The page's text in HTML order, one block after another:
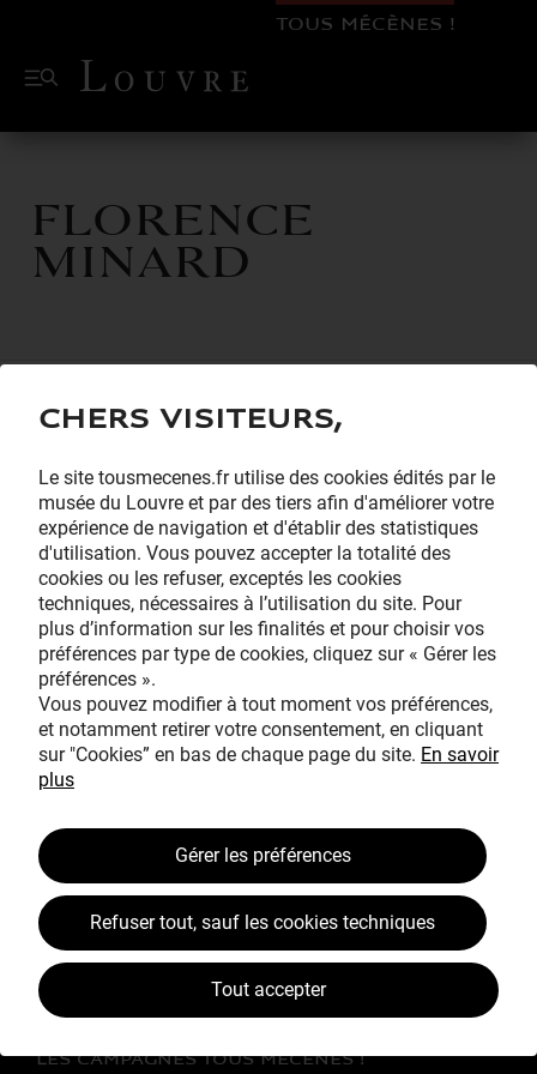
TOUS MÉCÈNES !
Florence
MINARD
Avec le mécénat
exceptionnel de
TOUS MÉCÈNES !
L’ŒUVRE À LA LOUPE
JEAN SIMEON CHARDIN
VOS CONTREPARTIES
ACTUALITÉS
LES CAMPAGNES TOUS MÉCÈNES !
Chers visiteurs,
Le site tousmecenes.fr utilise des cookies édités par le
musée du Louvre et par des tiers afin d'améliorer votre
expérience de navigation et d'établir des statistiques
d'utilisation. Vous pouvez accepter la totalité des
cookies ou les refuser, exceptés les cookies
techniques, nécessaires à l’utilisation du site. Pour
plus d’information sur les finalités et pour choisir vos
préférences par type de cookies, cliquez sur « Gérer les
préférences ».
Vous pouvez modifier à tout moment vos préférences,
et notamment retirer votre consentement, en cliquant
sur "Cookies” en bas de chaque page du site. En savoir
plus
Gérer les préférences
Refuser tout, sauf les cookies techniques
Tout accepter